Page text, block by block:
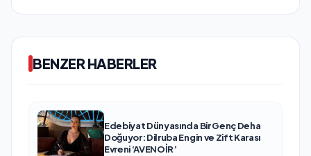
BENZER HABERLER
Edebiyat Dünyasında Bir Genç Deha
Doğuyor: Dilruba Engin ve Zift Karası
Evreni ‘AVENOİR’